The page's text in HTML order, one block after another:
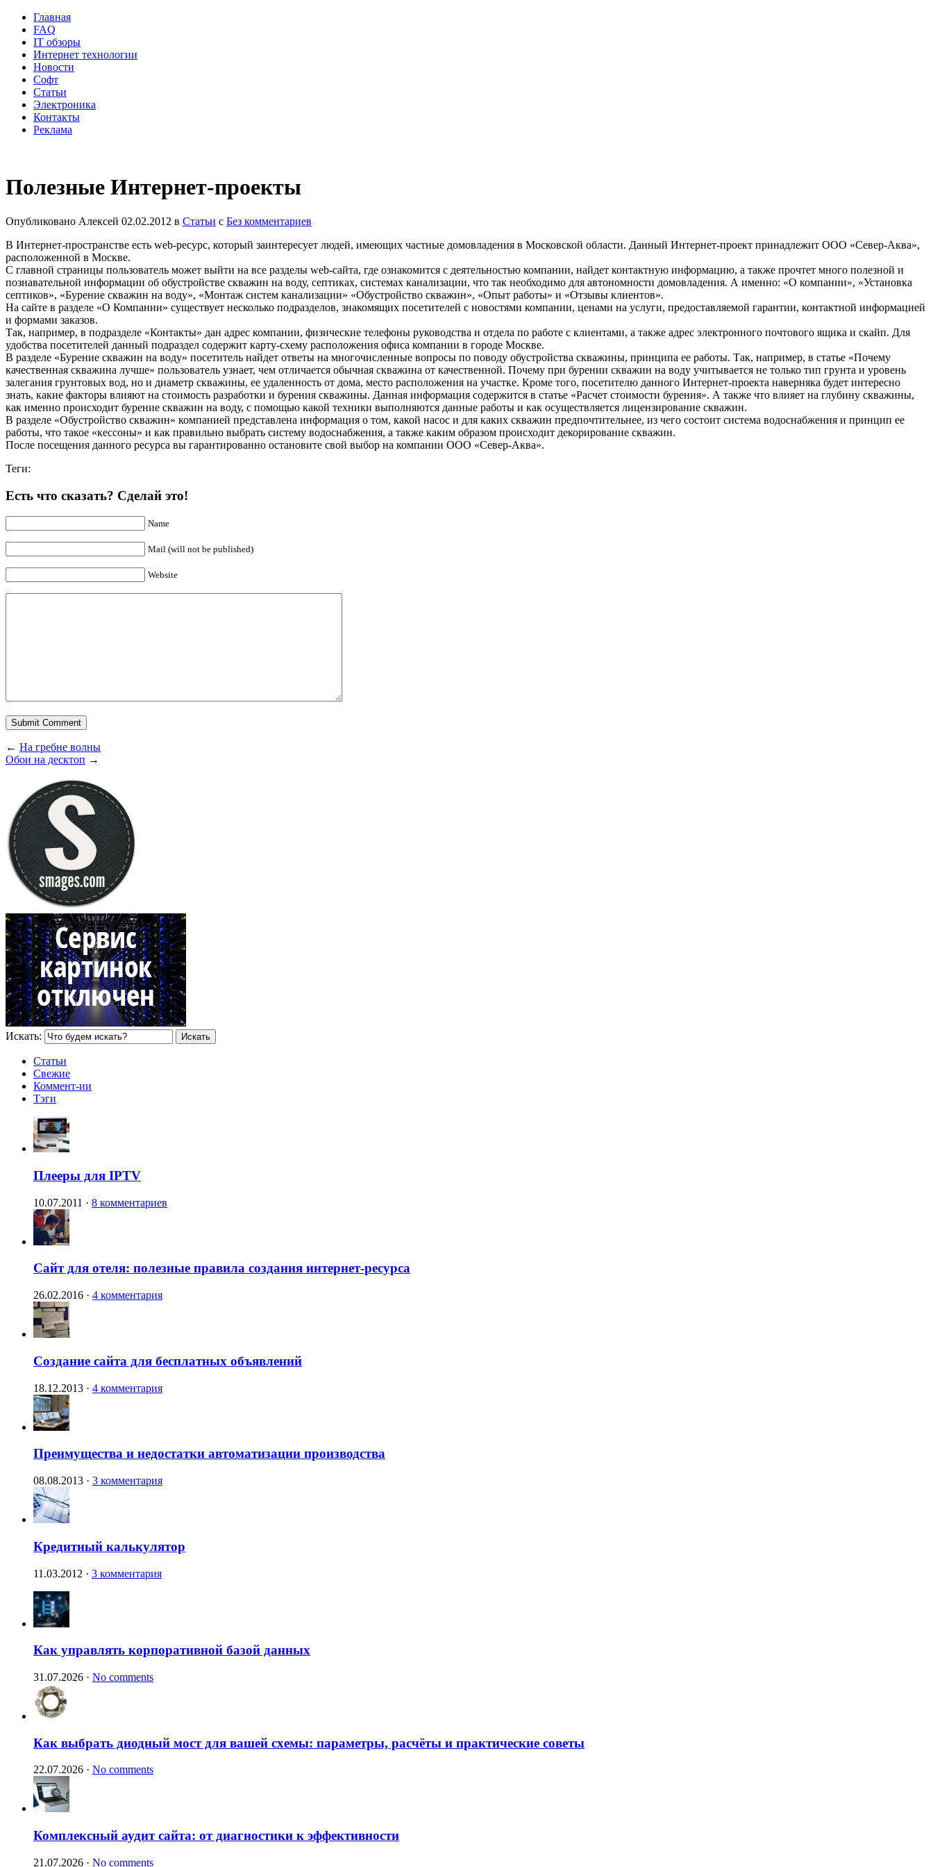
Главная
FAQ
IT обзоры
Интернет технологии
Новости
Софт
Статьи
Электроника
Контакты
Реклама
Полезные Интернет-проекты
Опубликовано Алексей 02.02.2012 в Статьи с Без комментариев
В Интернет-пространстве есть web-ресурс, который заинтересует людей, имеющих частные домовладения в Московской области. Данный Интернет-проект принадлежит ООО «Север-Аква»,
расположенной в Москве.
С главной страницы пользователь может выйти на все разделы web-сайта, где ознакомится с деятельностью компании, найдет контактную информацию, а также прочтет много полезной и
познавательной информации об обустройстве скважин на воду, септиках, системах канализации, что так необходимо для автономности домовладения. А именно: «О компании», «Установка
септиков», «Бурение скважин на воду», «Монтаж систем канализации» «Обустройство скважин», «Опыт работы» и «Отзывы клиентов».
На сайте в разделе «О Компании» существует несколько подразделов, знакомящих посетителей с новостями компании, ценами на услуги, предоставляемой гарантии, контактной информацией
и формами заказов.
Так, например, в подразделе «Контакты» дан адрес компании, физические телефоны руководства и отдела по работе с клиентами, а также адрес электронного почтового ящика и скайп. Для
удобства посетителей данный подраздел содержит карту-схему расположения офиса компании в городе Москве.
В разделе «Бурение скважин на воду» посетитель найдет ответы на многочисленные вопросы по поводу обустройства скважины, принципа ее работы. Так, например, в статье «Почему
качественная скважина лучше» пользователь узнает, чем отличается обычная скважина от качественной. Почему при бурении скважин на воду учитывается не только тип грунта и уровень
залегания грунтовых вод, но и диаметр скважины, ее удаленность от дома, место расположения на участке. Кроме того, посетителю данного Интернет-проекта наверняка будет интересно
знать, какие факторы влияют на стоимость разработки и бурения скважины. Данная информация содержится в статье «Расчет стоимости бурения». А также что влияет на глубину скважины,
как именно происходит бурение скважин на воду, с помощью какой техники выполняются данные работы и как осуществляется лицензирование скважин.
В разделе «Обустройство скважин» компанией представлена информация о том, какой насос и для каких скважин предпочтительнее, из чего состоит система водоснабжения и принцип ее
работы, что такое «кессоны» и как правильно выбрать систему водоснабжения, а также каким образом происходит декорирование скважин.
После посещения данного ресурса вы гарантированно остановите свой выбор на компании ООО «Север-Аква».
Теги:
Есть что сказать? Сделай это!
Name
Mail (will not be published)
Website
← На гребне волны
Обои на десктоп →
Искать:
Статьи
Свежие
Коммент-ии
Тэги
Плееры для IPTV
10.07.2011 · 8 комментариев
Сайт для отеля: полезные правила создания интернет-ресурса
26.02.2016 · 4 комментария
Создание сайта для бесплатных объявлений
18.12.2013 · 4 комментария
Преимущества и недостатки автоматизации производства
08.08.2013 · 3 комментария
Кредитный калькулятор
11.03.2012 · 3 комментария
Как управлять корпоративной базой данных
31.07.2026 · No comments
Как выбрать диодный мост для вашей схемы: параметры, расчёты и практические советы
22.07.2026 · No comments
Комплексный аудит сайта: от диагностики к эффективности
21.07.2026 · No comments